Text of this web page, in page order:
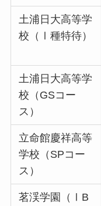
土浦日大高等学
校（Ⅰ種特待）
土浦日大高等学
校（GSコー
ス）
立命館慶祥高等
学校（SPコー
ス）
茗渓学園（ⅠB